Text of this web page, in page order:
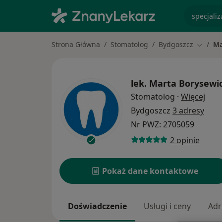
Strona Główna Stomatolog Bydgoszcz Zmień
lek. Marta
Stomatolog · Więcej
Bydgoszcz 3 adresy
Nr PWZ: 2705059
2 opinie
Pokaż dane kontaktowe
Doświadczenie Usługi i ceny